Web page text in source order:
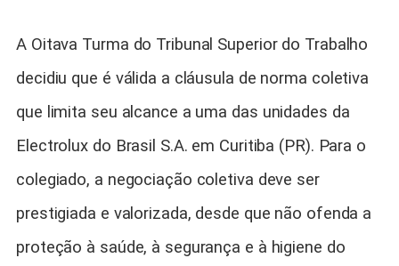
A Oitava Turma do Tribunal Superior do Trabalho
decidiu que é válida a cláusula de norma coletiva
que limita seu alcance a uma das unidades da
Electrolux do Brasil S.A. em Curitiba (PR). Para o
colegiado, a negociação coletiva deve ser
prestigiada e valorizada, desde que não ofenda a
proteção à saúde, à segurança e à higiene do